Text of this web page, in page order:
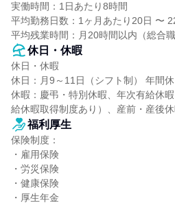
実働時間：1日あたり8時間
平均勤務日数：1ヶ月あたり20日 〜
平均残業時間：月20時間以内（総合職
休日・休暇
休日・休暇
休日：月9～11日（シフト制） 年間
休暇：慶弔・特別休暇、年次有給休
給休暇取得制度あり）、産前・産後
福利厚生
保険制度：
・雇用保険
・労災保険
・健康保険
・厚生年金